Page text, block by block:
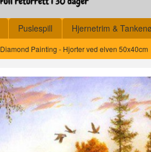
Puslespill Hjernetrim &
Diamond Painting - Hjorter ved elven 50x40cm